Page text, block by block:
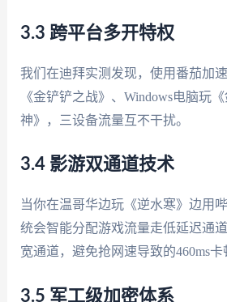
3.3 跨平台多开特权
我们在迪拜实测发现，使用番茄加
《金铲铲之战》、Windows电脑玩
神》，三设备流量互不干扰。
3.4 影游双通道技术
当你在温哥华边玩《逆水寒》边用
统会智能分配游戏流量走低延迟通
宽通道，避免抢网速导致的460ms卡
3.5 军工级加密体系